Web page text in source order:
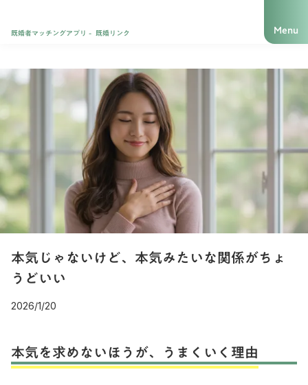
既婚者マッチングアプリ - 既婚リンク Menu
本気じゃないけど、本気みたいな関係がちょ
うどいい
2026/1/20
本気を求めないほうが、うまくいく理由